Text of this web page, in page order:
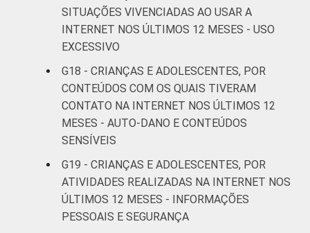
SITUAÇÕES VIVENCIADAS AO USAR A
INTERNET NOS ÚLTIMOS 12 MESES - USO
EXCESSIVO
G18 - CRIANÇAS E ADOLESCENTES, POR
CONTEÚDOS COM OS QUAIS TIVERAM
CONTATO NA INTERNET NOS ÚLTIMOS 12
MESES - AUTO-DANO E CONTEÚDOS
SENSÍVEIS
G19 - CRIANÇAS E ADOLESCENTES, POR
ATIVIDADES REALIZADAS NA INTERNET NOS
ÚLTIMOS 12 MESES - INFORMAÇÕES
PESSOAIS E SEGURANÇA